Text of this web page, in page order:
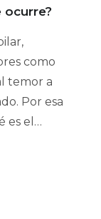
ocurre?
como
temor a
Por esa
es el…